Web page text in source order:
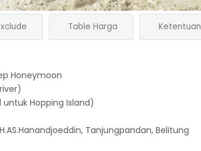
Table Harga Ketentuan
Honeymoon
Hopping Island)
Tanjungpandan, Belitung